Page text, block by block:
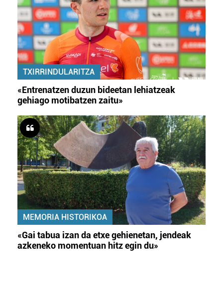
TXIRRINDULARITZA
«Entrenatzen duzun bideetan lehiatzeak
gehiago motibatzen zaitu»
MEMORIA HISTORIKOA
«Gai tabua izan da etxe gehienetan, jendeak
azkeneko momentuan hitz egin du»